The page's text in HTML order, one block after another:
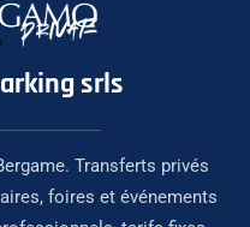
srls
Transferts privés
foires et événements